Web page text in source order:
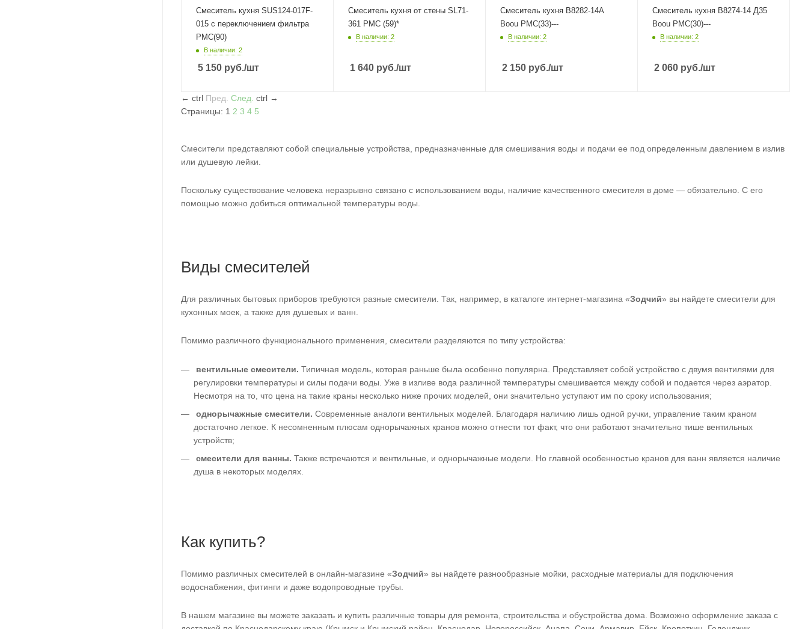
Смеситель кухня SUS124-017F-
015 с переключением фильтра
РМС(90)
В наличии: 2
5 150 руб./шт
Смеситель кухня от стены SL71-
361 РМС (59)*
В наличии: 2
1 640 руб./шт
Смеситель кухня B8282-14A
Boou РМС(33)---
В наличии: 2
2 150 руб./шт
Смеситель кухня B8274-14 Д35
Boou РМС(30)---
В наличии: 2
2 060 руб./шт
← ctrl Пред. След. ctrl →
Страницы: 1 2 3 4 5
Смесители представляют собой специальные устройства, предназначенные для смешивания воды и подачи ее под определенным давлением в излив
или душевую лейки.
Поскольку существование человека неразрывно связано с использованием воды, наличие качественного смесителя в доме — обязательно. С его
помощью можно добиться оптимальной температуры воды.
Виды смесителей
Для различных бытовых приборов требуются разные смесители. Так, например, в каталоге интернет-магазина «Зодчий» вы найдете смесители для
кухонных моек, а также для душевых и ванн.
Помимо различного функционального применения, смесители разделяются по типу устройства:
вентильные смесители. Типичная модель, которая раньше была особенно популярна. Представляет собой устройство с двумя вентилями для
регулировки температуры и силы подачи воды. Уже в изливе вода различной температуры смешивается между собой и подается через аэратор.
Несмотря на то, что цена на такие краны несколько ниже прочих моделей, они значительно уступают им по сроку использования;
однорычажные смесители. Современные аналоги вентильных моделей. Благодаря наличию лишь одной ручки, управление таким краном
достаточно легкое. К несомненным плюсам однорычажных кранов можно отнести тот факт, что они работают значительно тише вентильных
устройств;
смесители для ванны. Также встречаются и вентильные, и однорычажные модели. Но главной особенностью кранов для ванн является наличие
душа в некоторых моделях.
Как купить?
Помимо различных смесителей в онлайн-магазине «Зодчий» вы найдете разнообразные мойки, расходные материалы для подключения
водоснабжения, фитинги и даже водопроводные трубы.
В нашем магазине вы можете заказать и купить различные товары для ремонта, строительства и обустройства дома. Возможно оформление заказа с